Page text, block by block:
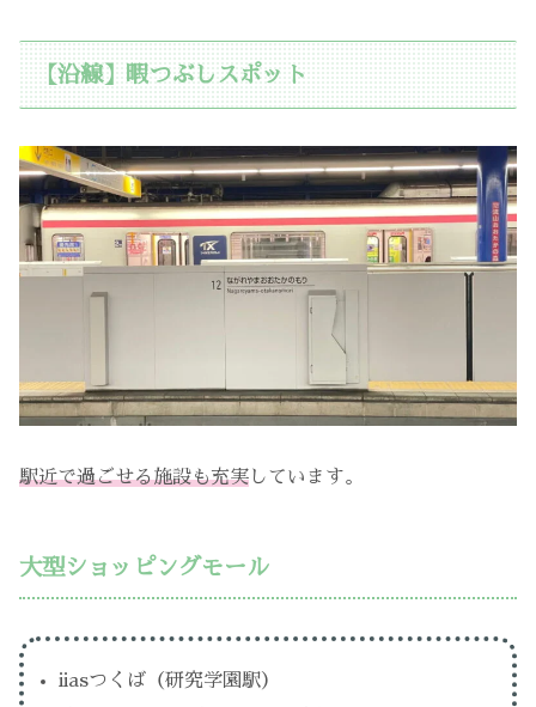
【沿線】暇つぶしスポット
駅近で過ごせる施設も充実 しています。
大型ショッピングモール
iiasつくば（研究学園駅）